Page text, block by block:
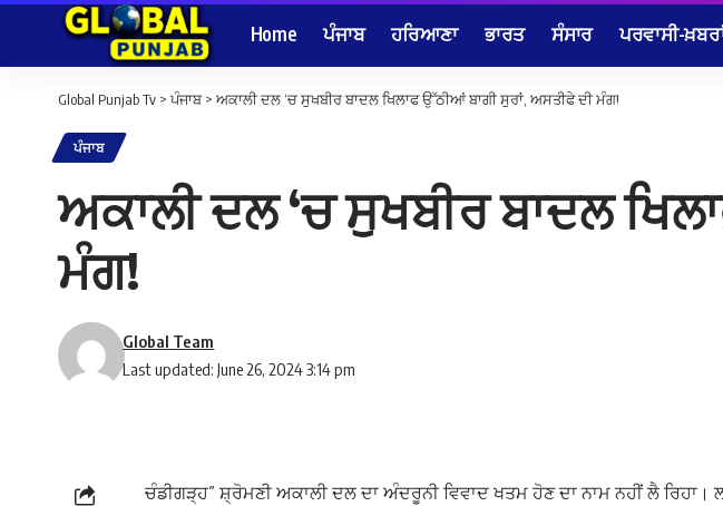
Home ਪੰਜਾਬ ਹਰਿਆਣਾ ਭਾਰਤ ਸੰਸਾਰ ਪਰਵਾਸੀ-
Global Punjab Tv > ਪੰਜਾਬ> ਅਕਾਲੀ ਦਲ ‘ਚ ਸੁਖਬੀਰ ਬਾਦਲ ਖਿਲਾਫ ਉੱਠੀਆਂ ਬਾਗੀ ਸੁਰਾਂ, ਅਸਤੀਫੇ ਦੀ ਮੰਗ!
ਪੰਜਾਬ
ਅਕਾਲੀ ਦਲ ‘ਚ ਸੁਖਬੀਰ ਬਾਦਲ
ਮੰਗ!
Last updated: June 26, 2024 3:14 pm
Global Team
ਚੰਡੀਗੜ੍ਹ” ਸ਼੍ਰੋਮਣੀ ਅਕਾਲੀ ਦਲ ਦਾ ਅੰਦਰੂਨੀ ਵਿਵਾਦ ਖਤਮ ਹੋਣ ਦਾ ਨਾਮ ਨਹੀਂ ਲੈ ਰਿਹਾ।